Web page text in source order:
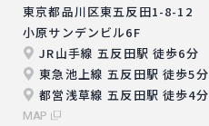
東京都品川区東五反田1-8-12
小原サンデンビル6F
JR山手線 五反田駅 徒歩6分
東急池上線 五反田駅 徒歩5分
都営浅草線 五反田駅 徒歩4分
MAP